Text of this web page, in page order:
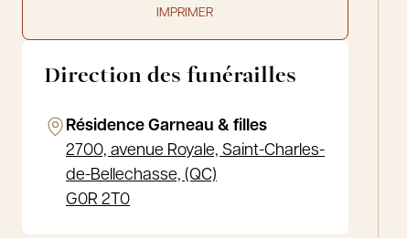
IMPRIMER
Direction des funérailles
Résidence Garneau & filles
2700, avenue Royale, Saint-Charles-
de-Bellechasse, (QC)
G0R 2T0